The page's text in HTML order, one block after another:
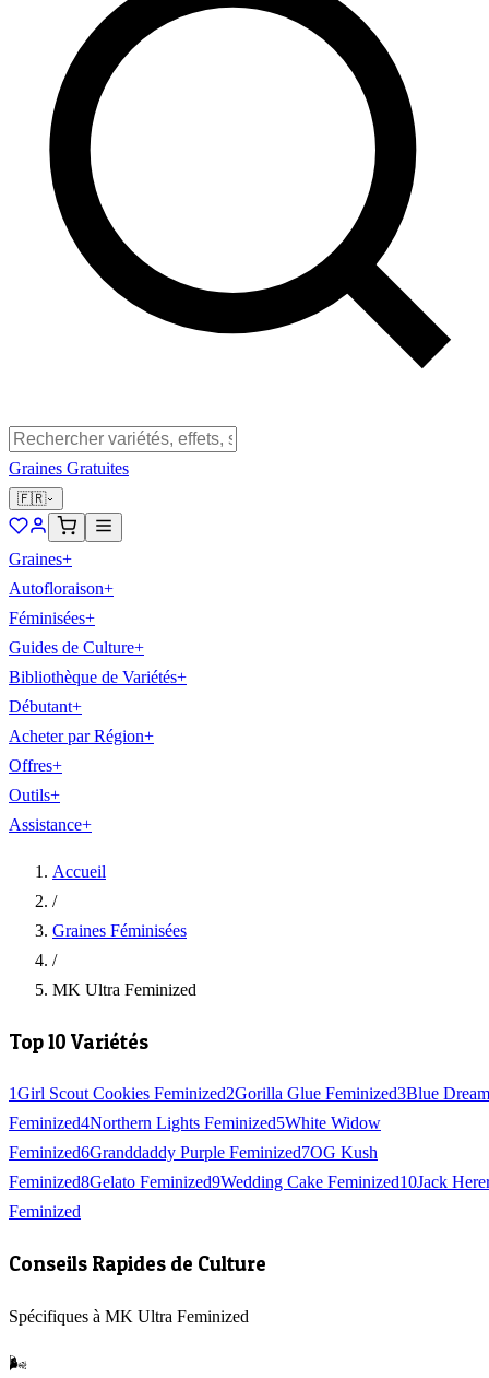
Graines Gratuites
🇫🇷
Graines+
Autofloraison+
Féminisées+
Guides de Culture+
Bibliothèque de Variétés+
Débutant+
Acheter par Région+
Offres+
Outils+
Assistance+
Accueil
/
Graines Féminisées
/
MK Ultra Feminized
Top 10 Variétés
1Girl Scout Cookies Feminized2Gorilla Glue Feminized3Blue Dream
Feminized4Northern Lights Feminized5White Widow
Feminized6Granddaddy Purple Feminized7OG Kush
Feminized8Gelato Feminized9Wedding Cake Feminized10Jack
Feminized
Conseils Rapides de Culture
Spécifiques à MK Ultra Feminized
🌬️